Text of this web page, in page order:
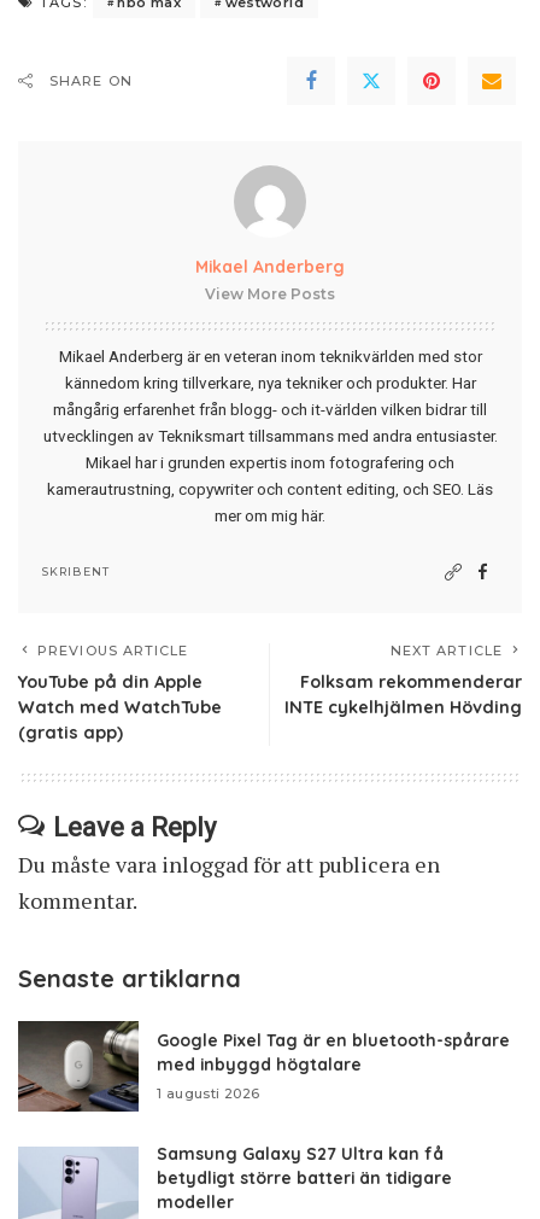
SHARE ON
Mikael Anderberg
View More Posts
Mikael Anderberg är en veteran inom teknikvärlden med stor
kännedom kring tillverkare, nya tekniker och produkter. Har
mångårig erfarenhet från blogg- och it-världen vilken bidrar till
utvecklingen av Tekniksmart tillsammans med andra entusiaster.
Mikael har i grunden expertis inom fotografering och
kamerautrustning, copywriter och content editing, och SEO. Läs
mer om mig här.
SKRIBENT
PREVIOUS ARTICLE
YouTube på din Apple
Watch med WatchTube
(gratis app)
NEXT ARTICLE
Folksam rekommenderar
INTE cykelhjälmen Hövding
Leave a Reply
Du måste vara inloggadför att publicera en
kommentar.
Senaste artiklarna
Google Pixel Tag är en bluetooth-spårare
med inbyggd högtalare
1 augusti 2026
Samsung Galaxy S27 Ultra kan få
betydligt större batteri än tidigare
modeller